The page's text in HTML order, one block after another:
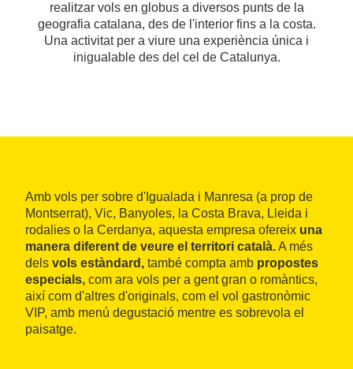
realitzar vols en globus a diversos punts de la
geografia catalana, des de l'interior fins a la costa.
Una activitat per a viure una experiència única i
inigualable des del cel de Catalunya.
Amb vols per sobre d'Igualada i Manresa (a prop de
Montserrat), Vic, Banyoles, la Costa Brava, Lleida i
rodalies o la Cerdanya, aquesta empresa ofereix una
manera diferent de veure el territori català.A més
dels vols estàndard, també compta amb propostes
especials, com ara vols per a gent gran o romàntics,
així com d'altres d'originals, com el vol gastronòmic
VIP, amb menú degustació mentre es sobrevola el
paisatge.